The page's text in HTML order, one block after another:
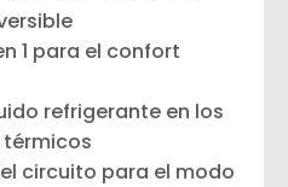
1 para el confort
refrigerante en los
circuito para el modo